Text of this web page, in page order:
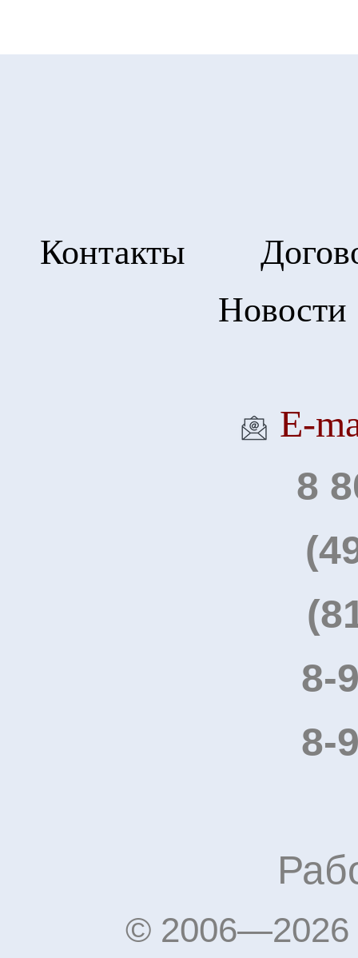
Контакты
Новости
Е-
8
8-
8-
© 2006—2026